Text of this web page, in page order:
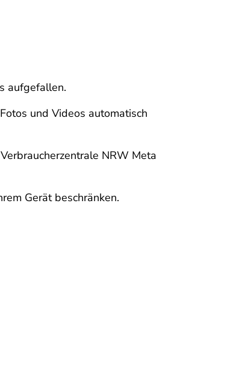
aufgefallen.
und Videos automatisch
NRW Meta
Gerät beschränken.